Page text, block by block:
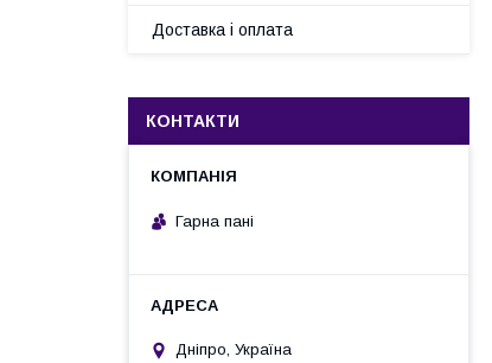
Доставка і оплата
КОНТАКТИ
Гарна пані
Дніпро, Україна